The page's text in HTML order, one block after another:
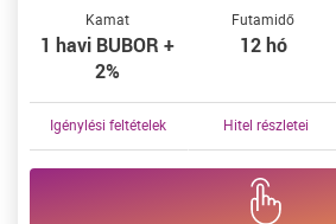
Kamat
1 havi BUBOR +
2%
Futamidő
12 hó
Igénylési feltételek Hitel részletei